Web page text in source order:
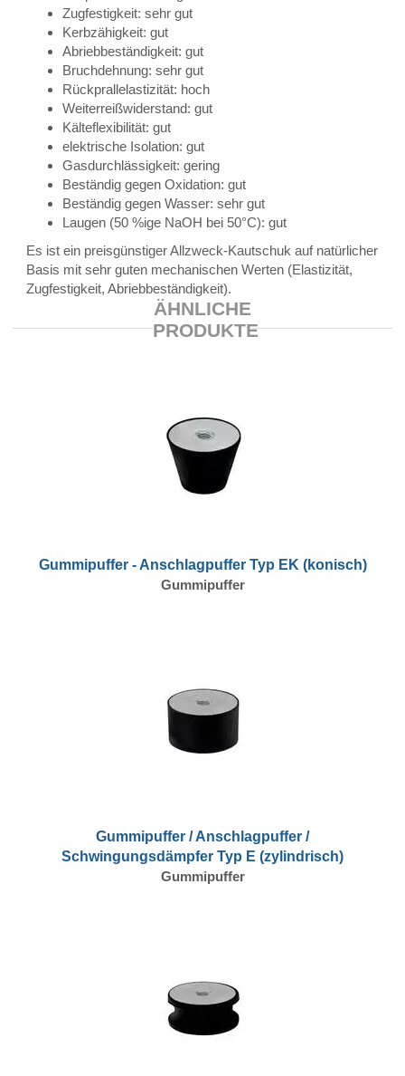
Zugfestigkeit: sehr gut
Kerbzähigkeit: gut
Abriebbeständigkeit: gut
Bruchdehnung: sehr gut
Rückprallelastizität: hoch
Weiterreißwiderstand: gut
Kälteflexibilität: gut
elektrische Isolation: gut
Gasdurchlässigkeit: gering
Beständig gegen Oxidation: gut
Beständig gegen Wasser: sehr gut
Laugen (50 %ige NaOH bei 50°C): gut
Es ist ein preisgünstiger Allzweck-Kautschuk auf natürlicher
Basis mit sehr guten mechanischen Werten (Elastizität,
Zugfestigkeit, Abriebbeständigkeit).
ÄHNLICHE
PRODUKTE
Gummipuffer - Anschlagpuffer Typ EK (konisch)
Gummipuffer
Gummipuffer / Anschlagpuffer /
Schwingungsdämpfer Typ E (zylindrisch)
Gummipuffer